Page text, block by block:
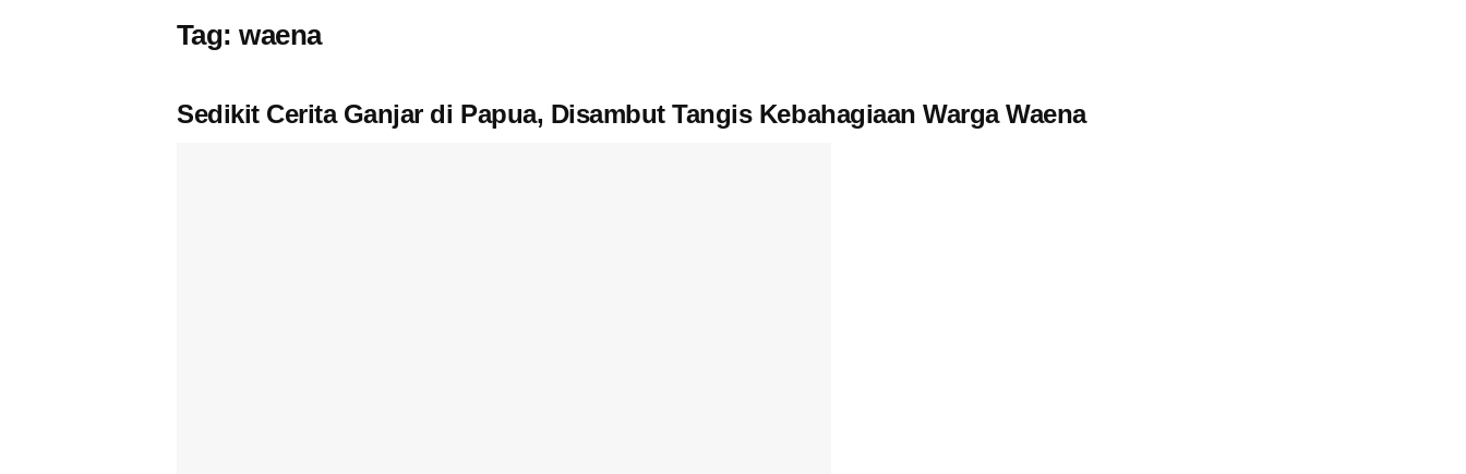
Tag:waena
Sedikit Cerita Ganjar di Papua, Disambut Tangis Kebahagiaan Warga Waena